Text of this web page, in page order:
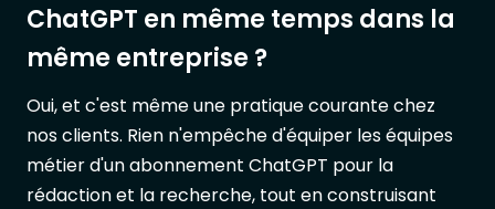
ChatGPT en même temps dans la
même entreprise ?
Oui, et c'est même une pratique courante chez
nos clients. Rien n'empêche d'équiper les équipes
métier d'un abonnement ChatGPT pour la
rédaction et la recherche, tout en construisant